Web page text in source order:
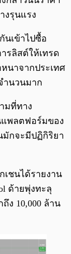
งรุนแรง
นเข้าไปซื้อ
รลิสต์ให้เทรด
นาจากประเทศ
ำนวนมาก
มที่ทาง
แพลตฟอร์มของ
มักจะมีปฏิกิริยา
เชนได้รายงาน
ด้ายพุ่งทะลุ
ง 10,000 ล้าน